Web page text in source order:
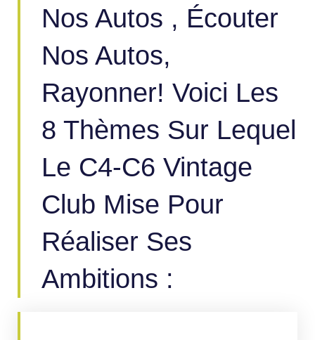
Nos Autos , Écouter
Nos Autos,
Rayonner! Voici Les
8 Thèmes Sur Lequel
Le C4-C6 Vintage
Club Mise Pour
Réaliser Ses
Ambitions :